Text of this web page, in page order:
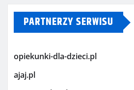
PARTNERZY SERWISU
opiekunki-dla-dzieci.pl
ajaj.pl